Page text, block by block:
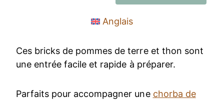
Anglais
Ces bricks de pommes de terre et thon sont
une entrée facile et rapide à préparer.
Parfaits pour accompagner une chorba de